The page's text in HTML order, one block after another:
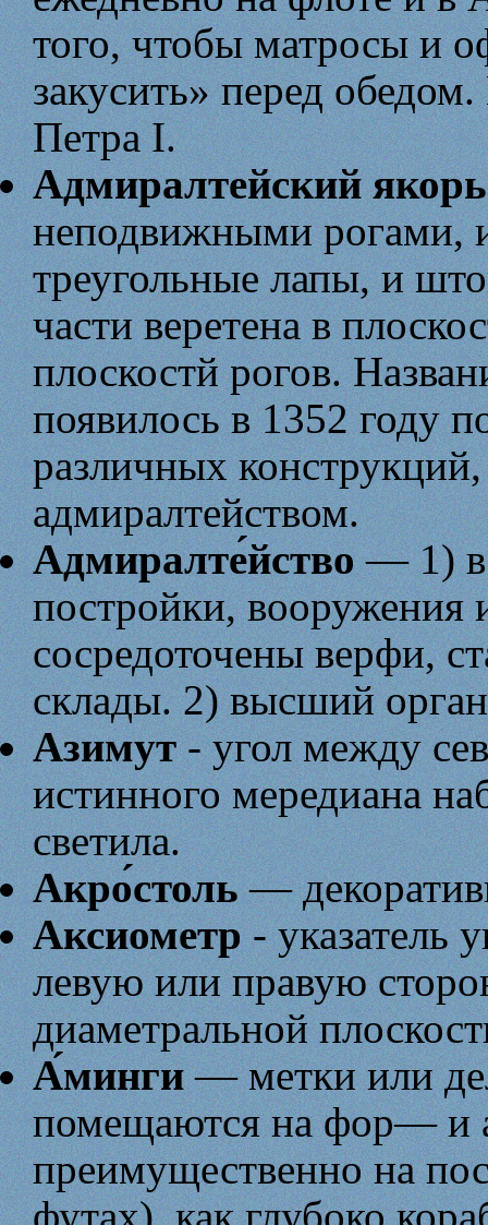
того, чтобы матросы и
закусить» перед
Петра I.
Адмиралтейский якорь
неподвижными рогами,
треугольные лапы, и
части веретена в
плоскостй рогов.
появилось в 1352 году
различных
адмиралтейством.
Адмиралте́йство— 1) в
постройки, вооружения
сосредоточены верфи,
склады. 2) высший
Азимут- угол между
истинного мередиана
светила.
Акро́столь—
Аксиометр- указатель
левую или правую
диаметральной
А́минги— метки или
помещаются на фор— и
преимущественно на